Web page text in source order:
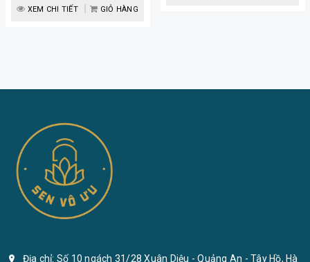
XEM CHI TIẾT GIỎ HÀNG
Địa chỉ: Số 10 ngách 31/28 Xuân Diệu - Quảng An - Tây Hồ, Hà